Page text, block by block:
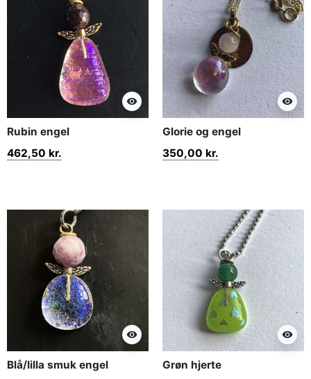
visibility
Rubin engel
462,50 kr.
visibility
Glorie og engel
350,00 kr.
visibility
Blå/lilla smuk engel
visibility
Grøn hjerte